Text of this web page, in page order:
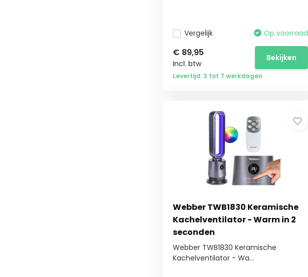
Vergelijk Op voorraad
€ 89,95
Incl. btw
Bekijken
Levertijd: 3 tot 7 werkdagen
Webber TWB1830 Keramische
Kachelventilator - Warm in 2
seconden
Webber TWB1830 Keramische
Kachelventilator - Wa...